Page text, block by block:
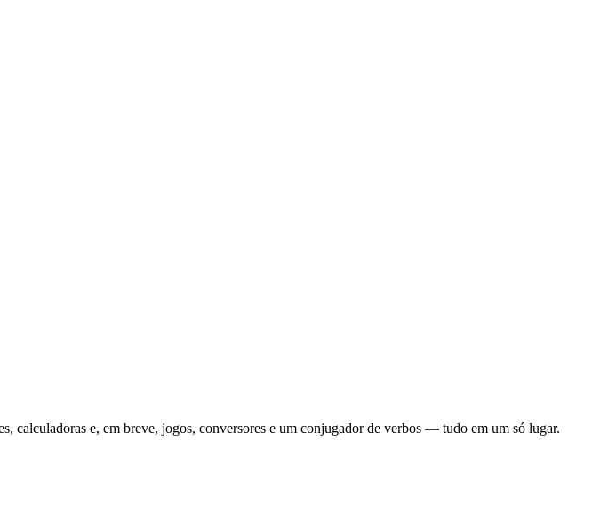
calculadoras e, em breve, jogos, conversores e um conjugador de verbos — tudo em um só lugar.